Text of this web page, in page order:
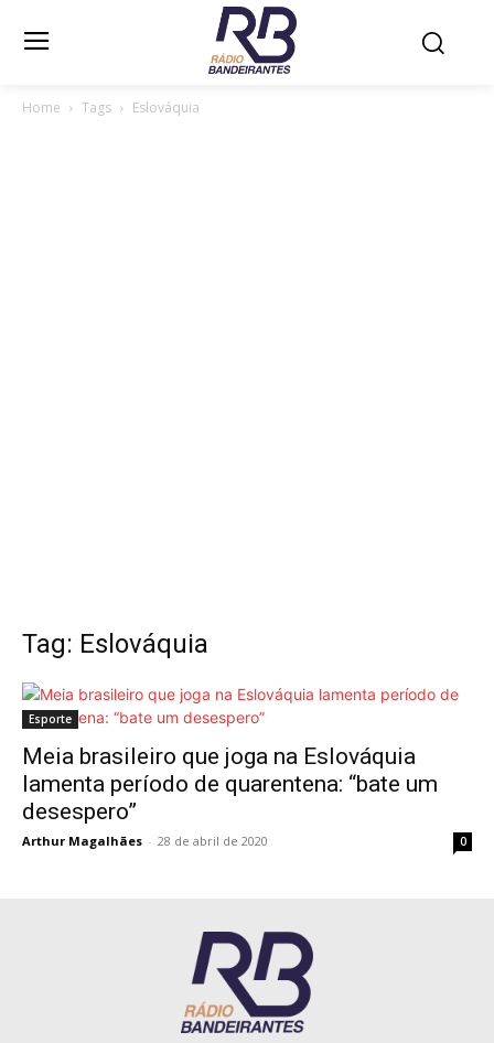
Home Tags Eslováquia
Tag: Eslováquia
Esporte
Meia brasileiro que joga na Eslováquia
lamenta período de quarentena: “bate um
desespero”
Arthur Magalhães - 28 de abril de 2020 0